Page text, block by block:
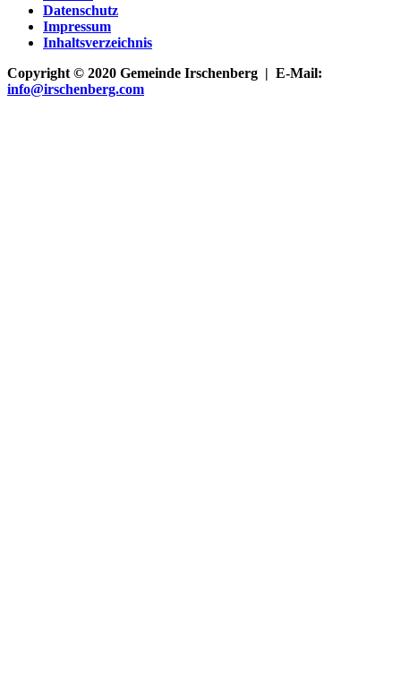
Datenschutz
Impressum
Inhaltsverzeichnis
Copyright © 2020 Gemeinde Irschenberg | E-Mail:
info@irschenberg.com